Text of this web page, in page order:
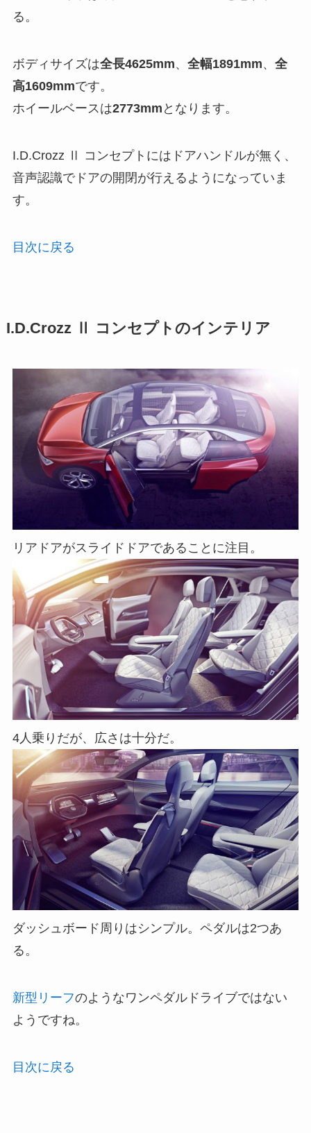
る。
ボディサイズは全長4625mm、 全幅1891mm、 全
高1609mmです。
ホイールベースは2773mm となります。
I.D.Crozz Ⅱ コンセプトにはドアハンドルが無く、
音声認識でドアの開閉が行えるようになっていま
す。
目次に戻る
I.D.Crozz Ⅱ コンセプトのインテリア
リアドアがスライドドアであることに注目。
4人乗りだが、広さは十分だ。
ダッシュボード周りはシンプル。ペダルは2つあ
る。
新型リーフのようなワンペダルドライブではない
ようですね。
目次に戻る